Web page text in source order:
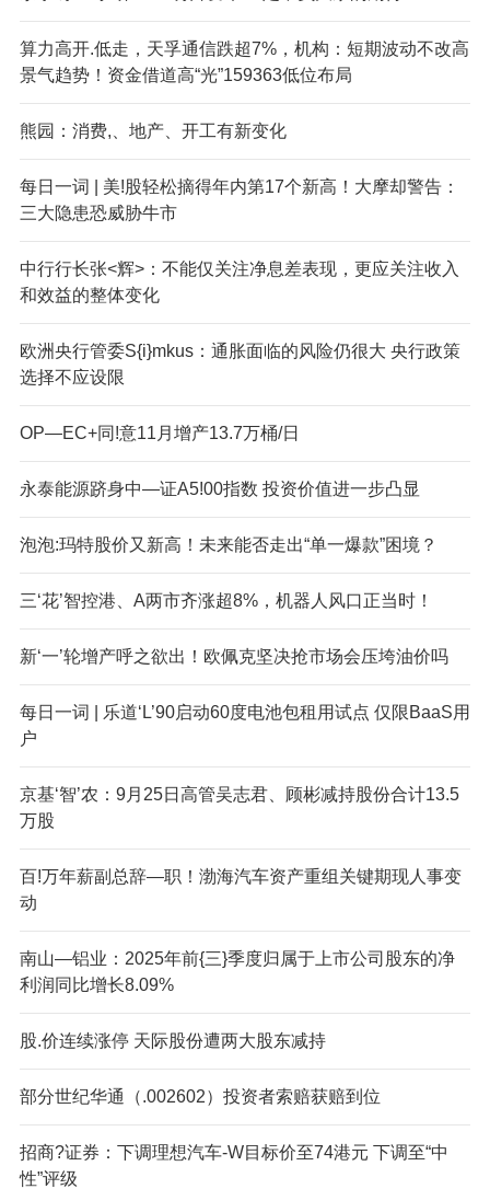
算力高开.低走，天孚通信跌超7%，机构：短期波动不改高
景气趋势！资金借道高“光”159363低位布局
熊园：消费,、地产、开工有新变化
每日一词 | 美!股轻松摘得年内第17个新高！大摩却警告：
三大隐患恐威胁牛市
中行行长张<辉>：不能仅关注净息差表现，更应关注收入
和效益的整体变化
欧洲央行管委S{i}mkus：通胀面临的风险仍很大 央行政策
选择不应设限
OP—EC+同!意11月增产13.7万桶/日
永泰能源跻身中—证A5!00指数 投资价值进一步凸显
泡泡:玛特股价又新高！未来能否走出“单一爆款”困境？
三‘花’智控港、A两市齐涨超8%，机器人风口正当时！
新‘一’轮增产呼之欲出！欧佩克坚决抢市场会压垮油价吗
每日一词 | 乐道‘L’90启动60度电池包租用试点 仅限BaaS用
户
京基‘智’农：9月25日高管吴志君、顾彬减持股份合计13.5
万股
百!万年薪副总辞—职！渤海汽车资产重组关键期现人事变
动
南山—铝业：2025年前{三}季度归属于上市公司股东的净
利润同比增长8.09%
股.价连续涨停 天际股份遭两大股东减持
部分世纪华通（.002602）投资者索赔获赔到位
招商?证券：下调理想汽车-W目标价至74港元 下调至“中
性”评级